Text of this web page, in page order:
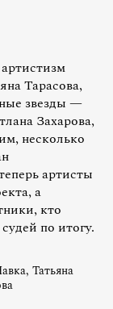
Тарасова,
звезды —
Захарова,
несколько
артисты
а
кто
по итогу.
Татьяна